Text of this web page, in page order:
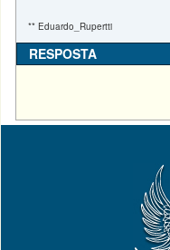
** Eduardo_Rupertti
RESPOSTA